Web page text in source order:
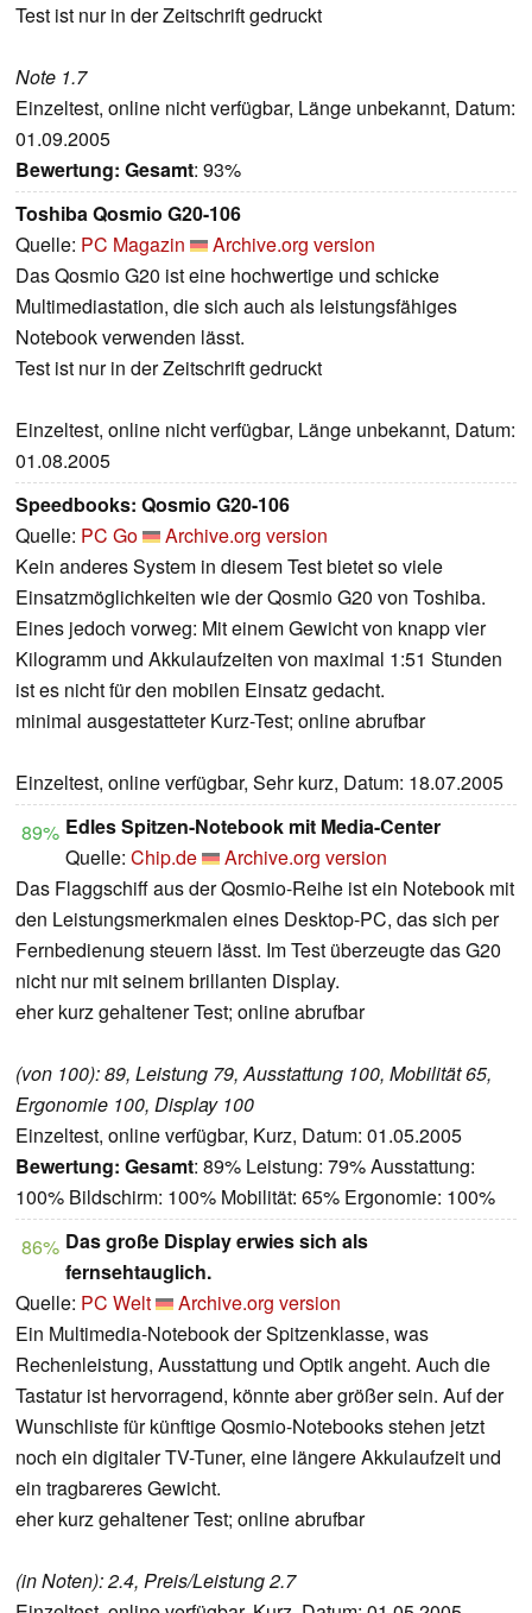
Test ist nur in der Zeitschrift gedruckt
Note 1.7
Einzeltest, online nicht verfügbar, Länge unbekannt, Datum:
01.09.2005
Bewertung: Gesamt: 93%
Toshiba Qosmio G20-106
Quelle: PC Magazin
Archive.org version
Das Qosmio G20 ist eine hochwertige und schicke
Multimediastation, die sich auch als leistungsfähiges
Notebook verwenden lässt.
Test ist nur in der Zeitschrift gedruckt
Einzeltest, online nicht verfügbar, Länge unbekannt, Datum:
01.08.2005
Speedbooks: Qosmio G20-106
Quelle: PC Go
Archive.org version
Kein anderes System in diesem Test bietet so viele
Einsatzmöglichkeiten wie der Qosmio G20 von Toshiba.
Eines jedoch vorweg: Mit einem Gewicht von knapp vier
Kilogramm und Akkulaufzeiten von maximal 1:51 Stunden
ist es nicht für den mobilen Einsatz gedacht.
minimal ausgestatteter Kurz-Test; online abrufbar
Einzeltest, online verfügbar, Sehr kurz, Datum: 18.07.2005
89% Edles Spitzen-Notebook mit Media-Center
Quelle: Chip.de
Archive.org version
Das Flaggschiff aus der Qosmio-Reihe ist ein Notebook mit
den Leistungsmerkmalen eines Desktop-PC, das sich per
Fernbedienung steuern lässt. Im Test überzeugte das G20
nicht nur mit seinem brillanten Display.
eher kurz gehaltener Test; online abrufbar
(von 100): 89, Leistung 79, Ausstattung 100, Mobilität 65,
Ergonomie 100, Display 100
Einzeltest, online verfügbar, Kurz, Datum: 01.05.2005
Bewertung: Gesamt: 89% Leistung: 79% Ausstattung:
100% Bildschirm: 100% Mobilität: 65% Ergonomie: 100%
86% Das große Display erwies sich als
fernsehtauglich.
Quelle: PC Welt
Archive.org version
Ein Multimedia-Notebook der Spitzenklasse, was
Rechenleistung, Ausstattung und Optik angeht. Auch die
Tastatur ist hervorragend, könnte aber größer sein. Auf der
Wunschliste für künftige Qosmio-Notebooks stehen jetzt
noch ein digitaler TV-Tuner, eine längere Akkulaufzeit und
ein tragbareres Gewicht.
eher kurz gehaltener Test; online abrufbar
(in Noten): 2.4, Preis/Leistung 2.7